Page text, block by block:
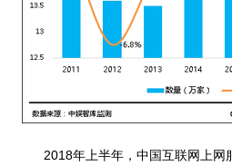
2018年上半年，中国互联网上网